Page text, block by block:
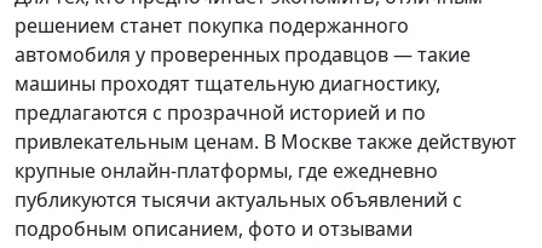
решением станет покупка подержанного
автомобиля у проверенных продавцов — такие
машины проходят тщательную диагностику,
предлагаются с прозрачной историей и по
привлекательным ценам. В Москве также действуют
крупные онлайн-платформы, где ежедневно
публикуются тысячи актуальных объявлений с
подробным описанием, фото и отзывами